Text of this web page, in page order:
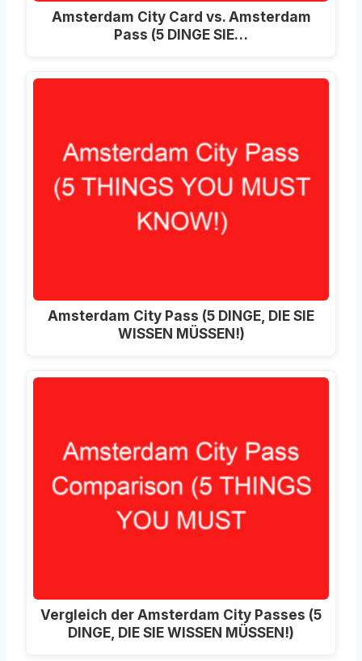
Amsterdam City Card vs. Amsterdam
Pass (5 DINGE SIE…
Amsterdam City Pass (5 DINGE, DIE SIE
WISSEN MÜSSEN!)
Vergleich der Amsterdam City Passes (5
DINGE, DIE SIE WISSEN MÜSSEN!)